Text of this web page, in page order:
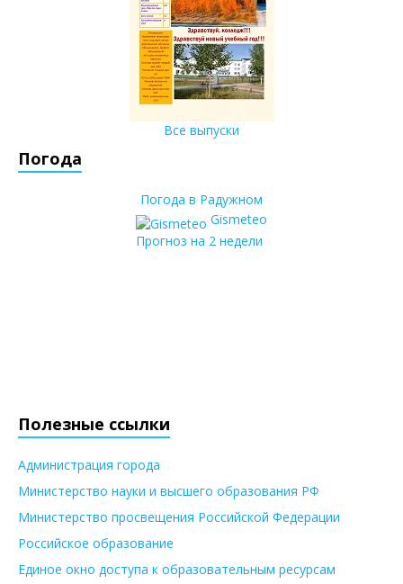
Все выпуски
Погода
Погода в Радужном
Gismeteo
Прогноз на 2 недели
Полезные ссылки
Администрация города
Министерство науки и высшего образования РФ
Министерство просвещения Российской Федерации
Российское образование
Единое окно доступа к образовательным ресурсам